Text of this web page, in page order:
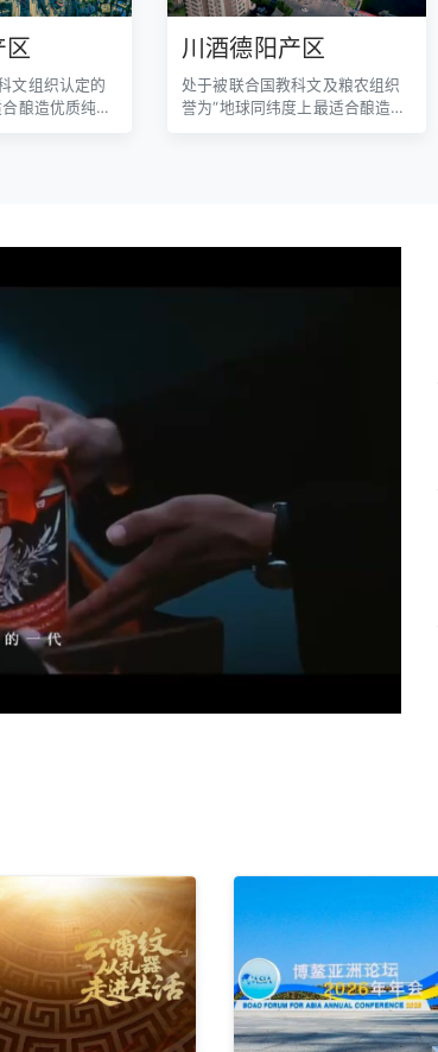
区
文组织认定的
酿造优质纯正
川酒德阳产区
处于被联合国教科文及粮农组织
誉为“地球同纬度上最适合酿造优